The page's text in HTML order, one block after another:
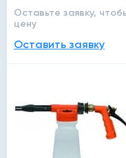
Оставьте заявку,
цену
Оставить заявку